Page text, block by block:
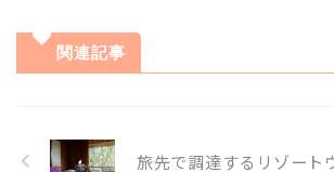
関連記事
旅先で調達するリゾート